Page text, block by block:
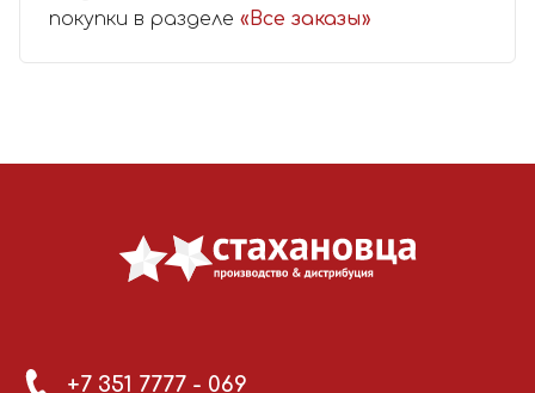
покупки в разделе «Все заказы»
+7 351 7777 - 069